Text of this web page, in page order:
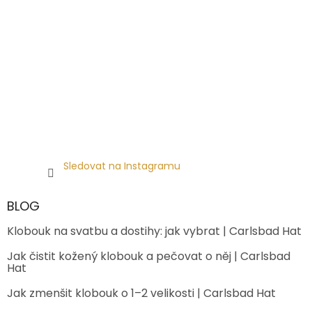
Sledovat na Instagramu
BLOG
Klobouk na svatbu a dostihy: jak vybrat | Carlsbad Hat
Jak čistit kožený klobouk a pečovat o něj | Carlsbad
Hat
Jak zmenšit klobouk o 1–2 velikosti | Carlsbad Hat